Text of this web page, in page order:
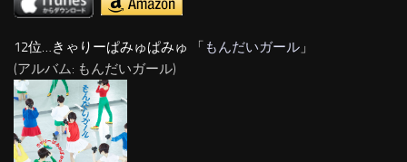
12位…きゃりーぱみゅぱみゅ 「 もんだいガール 」
(アルバム: もんだいガール)